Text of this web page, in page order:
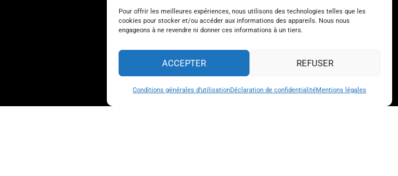
Pour offrir les meilleures expériences, nous utilisons des technologies telles que les
cookies pour stocker et/ou accéder aux informations des appareils. Nous nous
engageons à ne revendre ni donner ces informations à un tiers.
ACCEPTER REFUSER
Conditions générales d’utilisationDéclaration de confidentialitéMentions légales
Dice Not Found
FCPE Saint-Avold
FLMJC Lorraine
HappyZic
UDMJC Moselle